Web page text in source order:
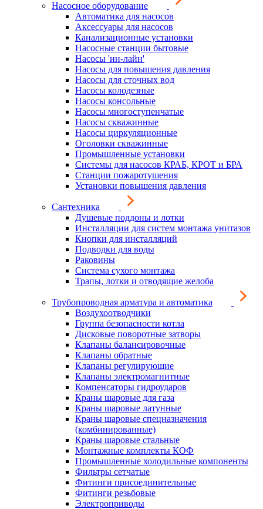
Насосное оборудование
Автоматика для насосов
Аксессуары для насосов
Канализационные установки
Насосные станции бытовые
Насосы 'ин-лайн'
Насосы для повышения давления
Насосы для сточных вод
Насосы колодезные
Насосы консольные
Насосы многоступенчатые
Насосы скважинные
Насосы циркуляционные
Оголовки скважинные
Промышленные установки
Системы для насосов КРАБ, КРОТ и БРА
Станции пожаротушения
Установки повышения давления
Сантехника
Душевые поддоны и лотки
Инсталляции для систем монтажа унитазов
Кнопки для инсталляций
Подводки для воды
Раковины
Система сухого монтажа
Трапы, лотки и отводящие желоба
Трубопроводная арматура и автоматика
Воздухоотводчики
Группа безопасности котла
Дисковые поворотные затворы
Клапаны балансировочные
Клапаны обратные
Клапаны регулирующие
Клапаны электромагнитные
Компенсаторы гидроударов
Краны шаровые для газа
Краны шаровые латунные
Краны шаровые спецназначения
(комбинированные)
Краны шаровые стальные
Монтажные комплекты КОФ
Промышленные холодильные компоненты
Фильтры сетчатые
Фитинги присоединительные
Фитинги резьбовые
Электроприводы